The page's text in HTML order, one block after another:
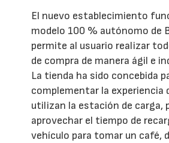
El nuevo establecimiento
modelo 100 % autónomo de
permite al usuario realizar
de compra de manera ágil e
La tienda ha sido concebida
complementar la experiencia
utilizan la estación de carga,
aprovechar el tiempo de
vehículo para tomar un café,